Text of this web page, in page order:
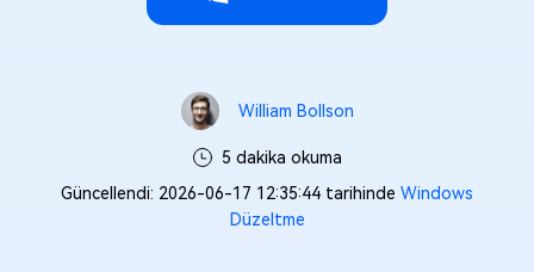
William Bollson
5 dakika okuma
Güncellendi: 2026-06-17 12:35:44 tarihinde Windows
Düzeltme